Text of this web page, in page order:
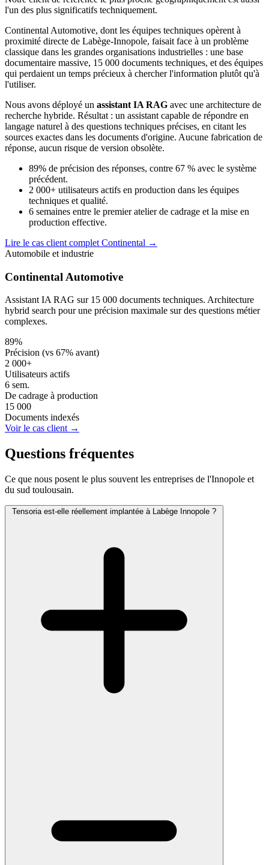
l'un des plus significatifs techniquement.
Continental Automotive, dont les équipes techniques opèrent à
proximité directe de Labège-Innopole, faisait face à un problème
classique dans les grandes organisations industrielles : une base
documentaire massive, 15 000 documents techniques, et des équipes
qui perdaient un temps précieux à chercher l'information plutôt qu'à
l'utiliser.
Nous avons déployé un assistant IA RAG avec une architecture de
recherche hybride. Résultat : un assistant capable de répondre en
langage naturel à des questions techniques précises, en citant les
sources exactes dans les documents d'origine. Aucune fabrication de
réponse, aucun risque de version obsolète.
89% de précision des réponses, contre 67 % avec le système
précédent.
2 000+ utilisateurs actifs en production dans les équipes
techniques et qualité.
6 semaines entre le premier atelier de cadrage et la mise en
production effective.
Lire le cas client complet Continental →
Automobile et industrie
Continental Automotive
Assistant IA RAG sur 15 000 documents techniques. Architecture
hybrid search pour une précision maximale sur des questions métier
complexes.
89%
Précision (vs 67% avant)
2 000+
Utilisateurs actifs
6 sem.
De cadrage à production
15 000
Documents indexés
Voir le cas client →
Questions fréquentes
Ce que nous posent le plus souvent les entreprises de l'Innopole et
du sud toulousain.
Tensoria est-elle réellement implantée à Labège Innopole ?